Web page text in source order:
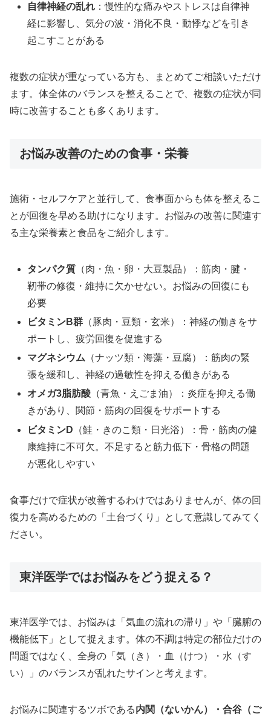
自律神経の乱れ ：慢性的な痛みやストレスは自律神
経に影響し、気分の波・消化不良・動悸などを引き
起こすことがある
複数の症状が重なっている方も、まとめてご相談いただけ
ます。体全体のバランスを整えることで、複数の症状が同
時に改善することも多くあります。
お悩み改善のための食事・栄養
施術・セルフケアと並行して、食事面からも体を整えるこ
とが回復を早める助けになります。お悩みの改善に関連す
る主な栄養素と食品をご紹介します。
タンパク質 （肉・魚・卵・大豆製品）：筋肉・腱・
靭帯の修復・維持に欠かせない。お悩みの回復にも
必要
ビタミンB群 （豚肉・豆類・玄米）：神経の働きをサ
ポートし、疲労回復を促進する
マグネシウム （ナッツ類・海藻・豆腐）：筋肉の緊
張を緩和し、神経の過敏性を抑える働きがある
オメガ3脂肪酸 （青魚・えごま油）：炎症を抑える働
きがあり、関節・筋肉の回復をサポートする
ビタミンD （鮭・きのこ類・日光浴）：骨・筋肉の健
康維持に不可欠。不足すると筋力低下・骨格の問題
が悪化しやすい
食事だけで症状が改善するわけではありませんが、体の回
復力を高めるための「土台づくり」として意識してみてく
ださい。
東洋医学ではお悩みをどう捉える？
東洋医学では、お悩みは「気血の流れの滞り」や「臓腑の
機能低下」として捉えます。体の不調は特定の部位だけの
問題ではなく、全身の「気（き）・血（けつ）・水（す
い）」のバランスが乱れたサインと考えます。
お悩みに関連するツボである内関（ないかん）・合谷（ご